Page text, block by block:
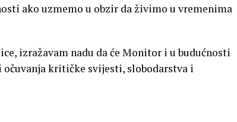
ako uzmemo u obzir da živimo u vremenima
izražavam nadu da će Monitor i u budućnosti
kritičke svijesti, slobodarstva i